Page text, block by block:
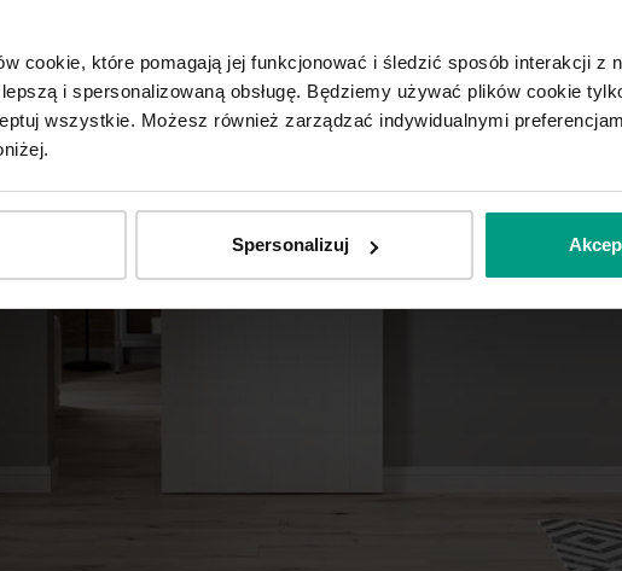
cookie, które pomagają jej funkcjonować i śledzić sposób interakcji z
i spersonalizowaną obsługę. Będziemy używać plików cookie
wszystkie. Możesz również zarządzać indywidualnymi
Spersonalizuj